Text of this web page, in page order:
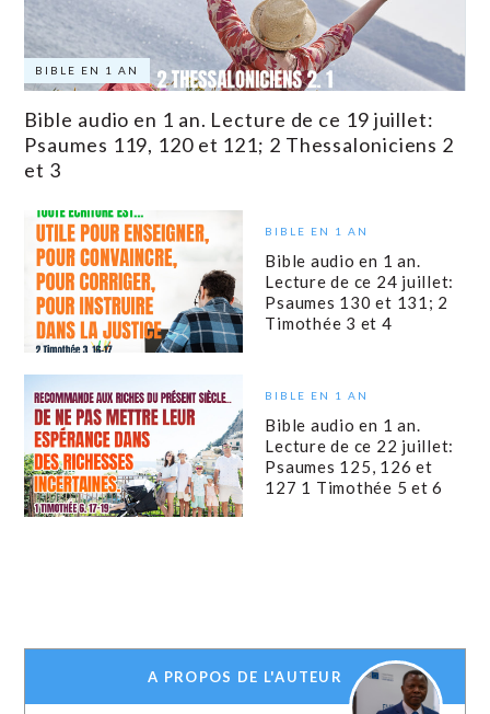
BIBLE EN 1 AN
Bible audio en 1 an. Lecture de ce 19 juillet:
Psaumes 119, 120 et 121; 2 Thessaloniciens 2
et 3
BIBLE EN 1 AN
Bible audio en 1 an.
Lecture de ce 24 juillet:
Psaumes 130 et 131; 2
Timothée 3 et 4
BIBLE EN 1 AN
Bible audio en 1 an.
Lecture de ce 22 juillet:
Psaumes 125, 126 et
127 1 Timothée 5 et 6
A PROPOS DE L'AUTEUR